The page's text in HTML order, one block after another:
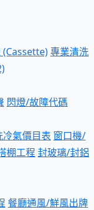
(Cassette)專業清洗
閃燈/故障代碼
冷氣價目表 窗口機/
棚工程 封玻璃/封鋁
餐廳通風/鮮風出牌